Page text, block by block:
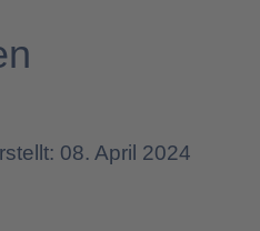
08. April 2024